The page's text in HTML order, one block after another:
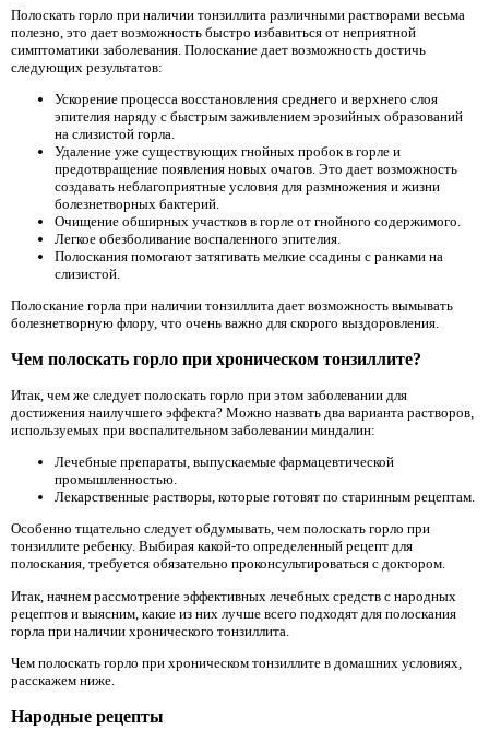
Полоскать горло при наличии тонзиллита различными растворами весьма
полезно, это дает возможность быстро избавиться от неприятной
симптоматики заболевания. Полоскание дает возможность достичь
следующих результатов:
Ускорение процесса восстановления среднего и верхнего слоя
эпителия наряду с быстрым заживлением эрозийных образований
на слизистой горла.
Удаление уже существующих гнойных пробок в горле и
предотвращение появления новых очагов. Это дает возможность
создавать неблагоприятные условия для размножения и жизни
болезнетворных бактерий.
Очищение обширных участков в горле от гнойного содержимого.
Легкое обезболивание воспаленного эпителия.
Полоскания помогают затягивать мелкие ссадины с ранками на
слизистой.
Полоскание горла при наличии тонзиллита дает возможность вымывать
болезнетворную флору, что очень важно для скорого выздоровления.
Чем полоскать горло при хроническом тонзиллите?
Итак, чем же следует полоскать горло при этом заболевании для
достижения наилучшего эффекта? Можно назвать два варианта растворов,
используемых при воспалительном заболевании миндалин:
Лечебные препараты, выпускаемые фармацевтической
промышленностью.
Лекарственные растворы, которые готовят по старинным рецептам.
Особенно тщательно следует обдумывать, чем полоскать горло при
тонзиллите ребенку. Выбирая какой-то определенный рецепт для
полоскания, требуется обязательно проконсультироваться с доктором.
Итак, начнем рассмотрение эффективных лечебных средств с народных
рецептов и выясним, какие из них лучше всего подходят для полоскания
горла при наличии хронического тонзиллита.
Чем полоскать горло при хроническом тонзиллите в домашних условиях,
расскажем ниже.
Народные рецепты